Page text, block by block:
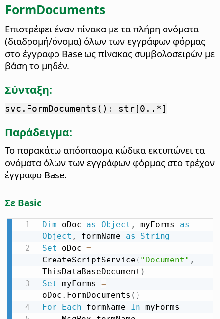
FormDocuments
Επιστρέφει έναν πίνακα με τα πλήρη ονόματα
(διαδρομή/όνομα) όλων των εγγράφων φόρμας
στο έγγραφο Base ως πίνακας συμβολοσειρών με
βάση το μηδέν.
Σύνταξη:
svc.FormDocuments(): str[0..*]
Παράδειγμα:
Το παρακάτω απόσπασμα κώδικα εκτυπώνει τα
ονόματα όλων των εγγράφων φόρμας στο τρέχον
έγγραφο Base.
Σε Basic
Dim oDoc as Object , myForms as
Object , formName as
String
Set oDoc =
CreateScriptService ( "Document" ,
ThisDataBaseDocument )
Set myForms =
oDoc . FormDocuments ( )
For
Each formName In myForms